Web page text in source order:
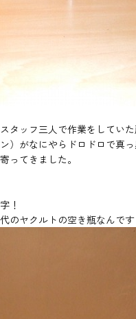
タッフ三人で作業をしてい
）がなにやらドロドロで真
ってきました。
！
のヤクルトの空き瓶なんです